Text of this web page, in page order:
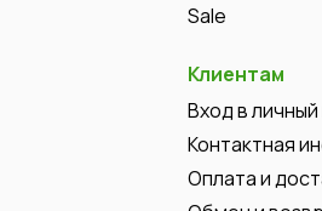
Sale
Клиентам
Вход в
Контактная
Оплата и